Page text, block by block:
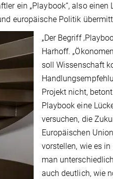
ein „Playbook“, also
europäische Politik
„Der Begriff
Harhoff.
soll Wissenschaft
Projekt nicht,
Playbook eine
versuchen, die
Europäischen
vorstellen, wie es
man
auch deutlich, wie